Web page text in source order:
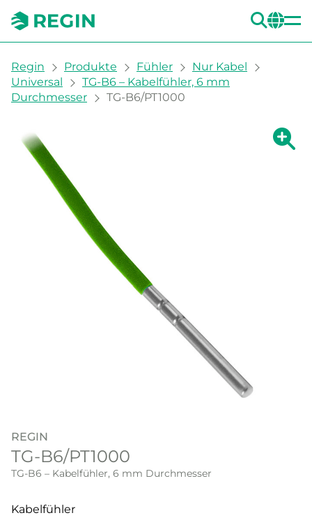
You are here:
Regin Produkte Fühler
Nur Kabel
Universal
TG-B6 – Kabelfühler, 6 mm
Durchmesser
TG-B6/PT1000
Zeige
REGIN
TG-B6/PT1000
TG-B6 – Kabelfühler, 6 mm Durchmesser
Kabelfühler